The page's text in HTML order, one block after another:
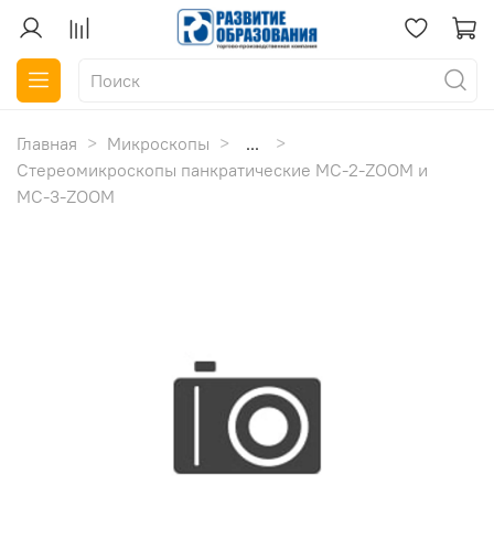
Главная Микроскопы
...
Стереомикроскопы панкратические МС-2-ZOOM и
МС-3-ZOOM